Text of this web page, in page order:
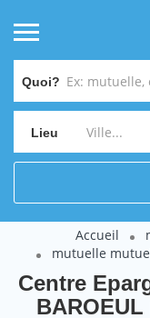
Quoi?
Lieu
Accueil
mutuelle
Centre